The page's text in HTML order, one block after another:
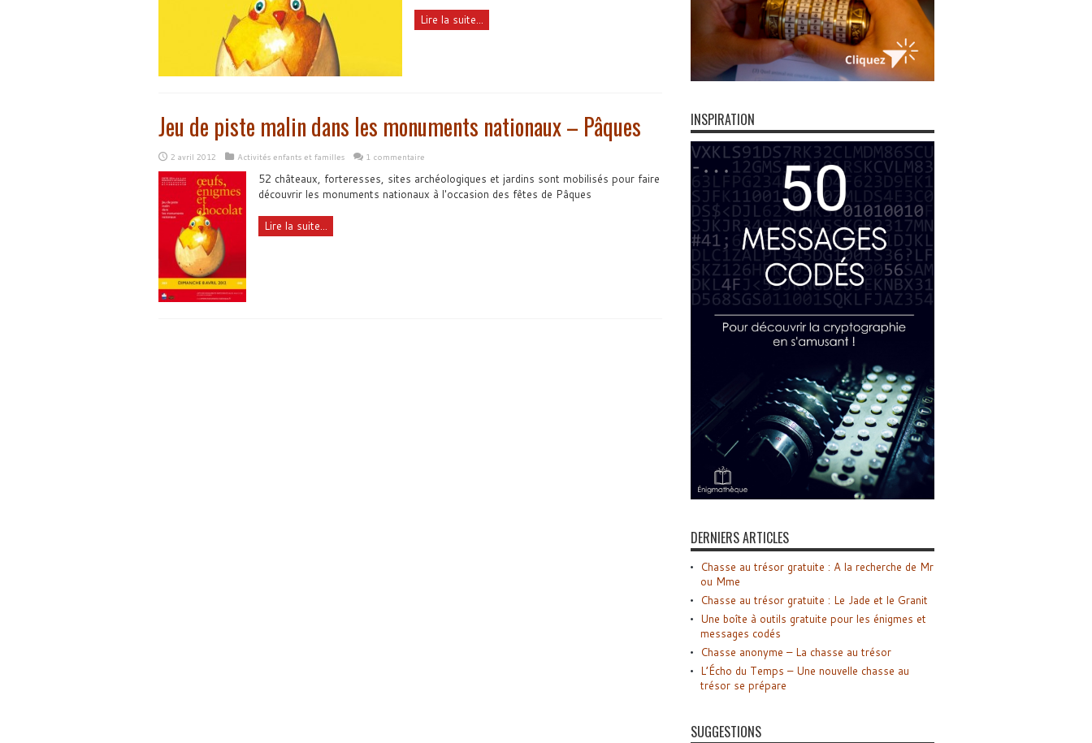
Lire la suite...
Jeu de piste malin dans les monuments nationaux – Pâques
2 avril 2012 Activités enfants et familles 1 commentaire
52 châteaux, forteresses, sites archéologiques et jardins sont mobilisés pour faire
découvrir les monuments nationaux à l'occasion des fêtes de Pâques
Lire la suite...
INSPIRATION
DERNIERS ARTICLES
Chasse au trésor gratuite : A la recherche de Mr
ou Mme
Chasse au trésor gratuite : Le Jade et le Granit
Une boîte à outils gratuite pour les énigmes et
messages codés
Chasse anonyme – La chasse au trésor
L’Écho du Temps – Une nouvelle chasse au
trésor se prépare
SUGGESTIONS